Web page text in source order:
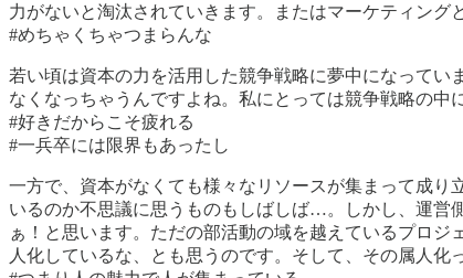
力がないと淘汰されていきます。またはマーケティング
#めちゃくちゃつまらんな
若い頃は資本の力を活用した競争戦略に夢中になって
なくなっちゃうんですよね。私にとっては競争戦略の中
#好きだからこそ疲れる
#一兵卒には限界もあったし
一方で、資本がなくても様々なリソースが集まって成
いるのか不思議に思うものもしばしば…。しかし、運営
ぁ！と思います。ただの部活動の域を越えているプロ
人化しているな、とも思うのです。そして、その属人化